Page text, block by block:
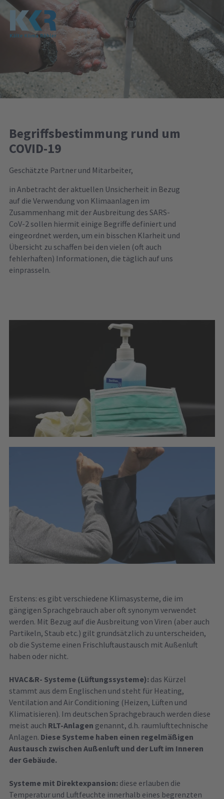
Begriffsbestimmung rund um
COVID-19
Geschätzte Partner und Mitarbeiter,
in Anbetracht der aktuellen Unsicherheit in Bezug
auf die Verwendung von Klimaanlagen im
Zusammenhang mit der Ausbreitung des SARS-
CoV-2 sollen hiermit einige Begriffe definiert und
eingeordnet werden, um ein bisschen Klarheit und
Übersicht zu schaffen bei den vielen (oft auch
fehlerhaften) Informationen, die täglich auf uns
einprasseln.
Erstens: es gibt verschiedene Klimasysteme, die im
gängigen Sprachgebrauch aber oft synonym verwendet
werden. Mit Bezug auf die Ausbreitung von Viren (aber auch
Partikeln, Staub etc.) gilt grundsätzlich zu unterscheiden,
ob die Systeme einen Frischluftaustausch mit Außenluft
haben oder nicht.
HVAC&R- Systeme (Lüftungssysteme):das Kürzel
stammt aus dem Englischen und steht für Heating,
Ventilation and Air Conditioning (Heizen, Lüften und
Klimatisieren). Im deutschen Sprachgebrauch werden diese
meist auch RLT-Anlagen genannt, d.h. raumlufttechnische
Anlagen. Diese Systeme haben einen regelmäßigen
Austausch zwischen Außenluft und der Luft im Inneren
der Gebäude.
Systeme mit Direktexpansion: diese erlauben die
Temperatur und Luftfeuchte innerhalb eines begrenzten